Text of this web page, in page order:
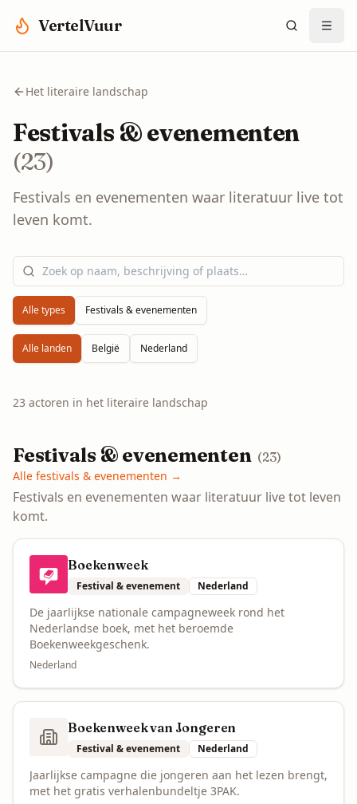
VertelVuur
Het literaire landschap
Festivals & evenementen
(23)
Festivals en evenementen waar literatuur live tot
leven komt.
Alle types Festivals & evenementen
Alle landen België Nederland
23 actoren in het literaire landschap
Festivals & evenementen (23)
Alle festivals & evenementen →
Festivals en evenementen waar literatuur live tot leven
komt.
Boekenweek
Festival & evenement Nederland
De jaarlijkse nationale campagneweek rond het
Nederlandse boek, met het beroemde
Boekenweekgeschenk.
Nederland
Boekenweek van Jongeren
Festival & evenement Nederland
Jaarlijkse campagne die jongeren aan het lezen brengt,
met het gratis verhalenbundeltje 3PAK.